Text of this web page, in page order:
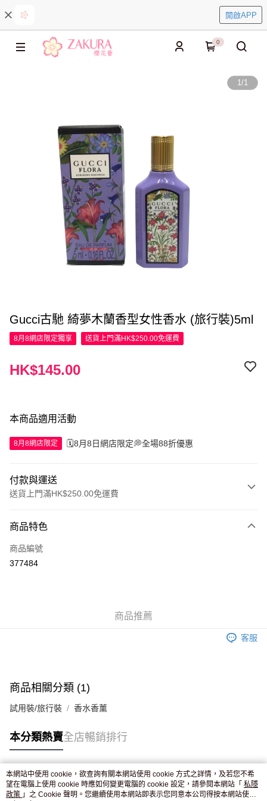
開啟APP
0
1/1
Gucci古馳 綺夢木蘭香型女性香水 (旅行裝)5ml
8月8網店限定獨享 送貨上門滿HK$250.00免運費
HK$145.00
本商品適用活動
8月8網店限定 🗓️8月8日網店限定💭全場88折優惠
付款與運送
送貨上門滿HK$250.00免運費
信用卡
Apple Pay
付款後門市自取，訂單確認後2-4個工作天到店，7天內取。逾期後
商品特色
商品編號
377484
商品推薦
客服
商品相關分類 (1)
試用裝/旅行裝 香水香薰
本分類熱賣全店暢銷排行
熱門標籤
本網站中使用 cookie，欲查詢有關本網站使用 cookie 方式之詳情，及若您不希
望在電腦上使用 cookie 時應如何變更電腦的 cookie 設定，請參閱本網站「 私隱
政策 」之 Cookie 聲明。您繼續使用本網站即表示您同意本公司得按本網站使用